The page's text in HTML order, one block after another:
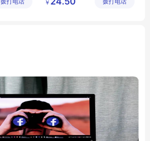
区良驹电
拨打电话
苹果电池健康
有限公司
￥ 拨打电话